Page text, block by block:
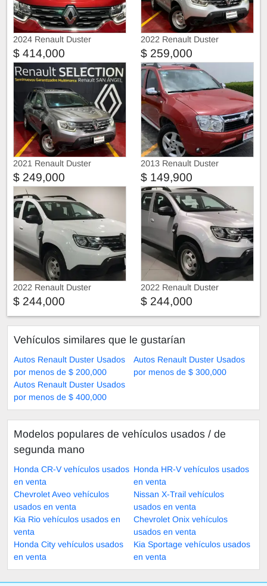
2024 Renault Duster
$ 414,000
2022 Renault Duster
$ 259,000
2021 Renault Duster
$ 249,000
2013 Renault Duster
$ 149,900
2022 Renault Duster
$ 244,000
2022 Renault Duster
$ 244,000
Vehículos similares que le gustarían
Autos Renault Duster Usados
por menos de $ 200,000
Autos Renault Duster Usados
por menos de $ 300,000
Autos Renault Duster Usados
por menos de $ 400,000
Modelos populares de vehículos usados ​​/ de
segunda mano
Honda CR-V vehículos usados
en venta
Honda HR-V vehículos usados
en venta
Chevrolet Aveo vehículos
usados en venta
Nissan X-Trail vehículos
usados en venta
Kia Rio vehículos usados en
venta
Chevrolet Onix vehículos
usados en venta
Honda City vehículos usados
en venta
Kia Sportage vehículos usados
en venta